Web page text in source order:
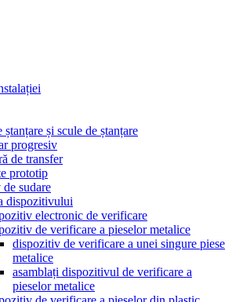
și scule de ștanțare
progresiv
de transfer
prototip
sudare
dispozitivului
electronic de verificare
de verificare a pieselor metalice
dispozitiv de verificare a unei singure piese
metalice
asamblați dispozitivul de verificare a
pieselor metalice